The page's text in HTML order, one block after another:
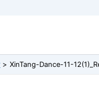
XinTang-Dance-11-